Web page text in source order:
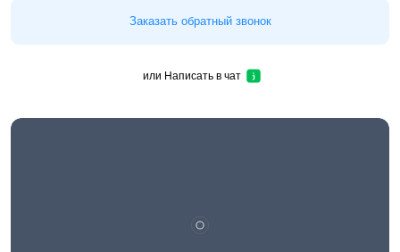
Заказать обратный звонок
или Написать в чат